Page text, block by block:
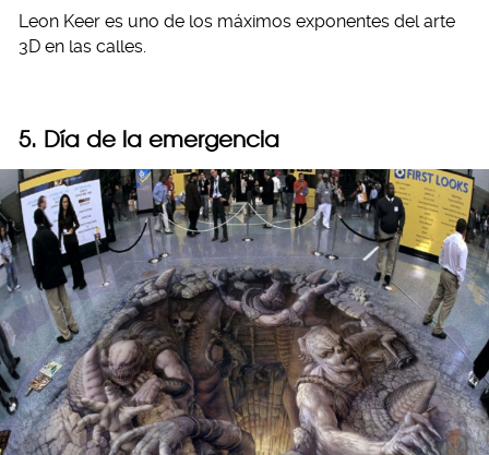
Leon Keer es uno de los máximos exponentes del arte
3D en las calles.
5. Día de la emergencia